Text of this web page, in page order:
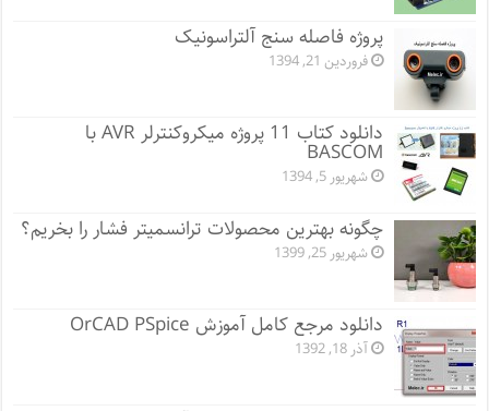
پروژه فاصله سنج آلتراسونیک
فروردین 21, 1394
دانلود کتاب 11 پروژه میکروکنترلر AVR با
BASCOM
شهریور 5, 1394
چگونه بهترین محصولات ترانسمیتر فشار را بخریم؟
شهریور 25, 1399
دانلود مرجع کامل آموزش OrCAD PSpice
آذر 18, 1392